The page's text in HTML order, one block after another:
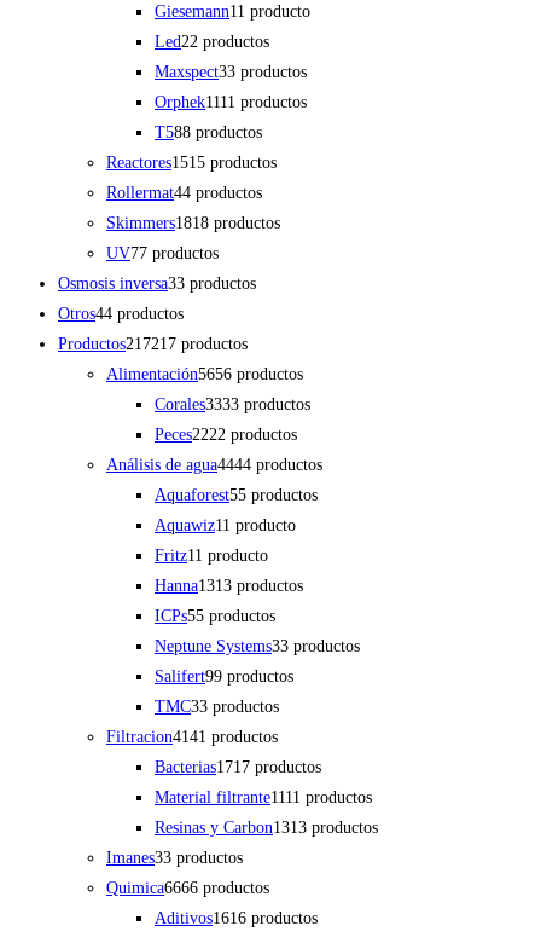
Giesemann1 1 producto
Led 22 productos
Maxspect33 productos
Orphek11 11 productos
T588 productos
Reactores1515 productos
Rollermat44 productos
Skimmers1818 productos
UV77 productos
Osmosis inversa33 productos
Otros44 productos
Productos217217 productos
Alimentación5656 productos
Corales3333 productos
Peces2222 productos
Análisis de agua4444 productos
Aquaforest55 productos
Aquawiz1 1 producto
Fritz1 1 producto
Hanna1313 productos
ICPs55 productos
Neptune Systems33 productos
Salifert99 productos
TMC33 productos
Filtracion41 41 productos
Bacterias1717 productos
Material filtrante11 11 productos
Resinas y Carbon1313 productos
Imanes33 productos
Quimica6666 productos
Aditivos1616 productos